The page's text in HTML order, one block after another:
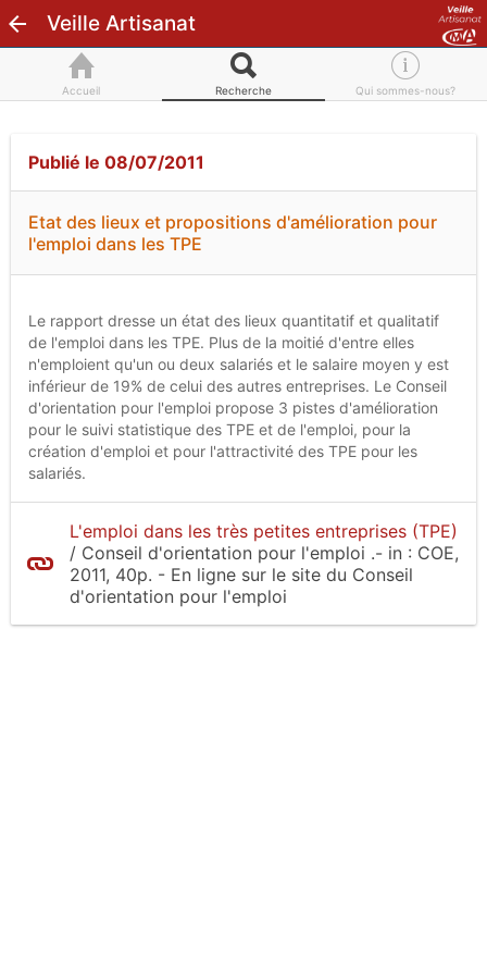
Veille Artisanat
Accueil Recherche Qui sommes-nous?
Publié le 08/07/2011
Etat des lieux et propositions d'amélioration pour
l'emploi dans les TPE
Le rapport dresse un état des lieux quantitatif et qualitatif
de l'emploi dans les TPE. Plus de la moitié d'entre elles
n'emploient qu'un ou deux salariés et le salaire moyen y est
inférieur de 19% de celui des autres entreprises. Le Conseil
d'orientation pour l'emploi propose 3 pistes d'amélioration
pour le suivi statistique des TPE et de l'emploi, pour la
création d'emploi et pour l'attractivité des TPE pour les
salariés.
L'emploi dans les très petites entreprises (TPE)
/ Conseil d'orientation pour l'emploi .- in : COE,
2011, 40p. - En ligne sur le site du Conseil
d'orientation pour l'emploi